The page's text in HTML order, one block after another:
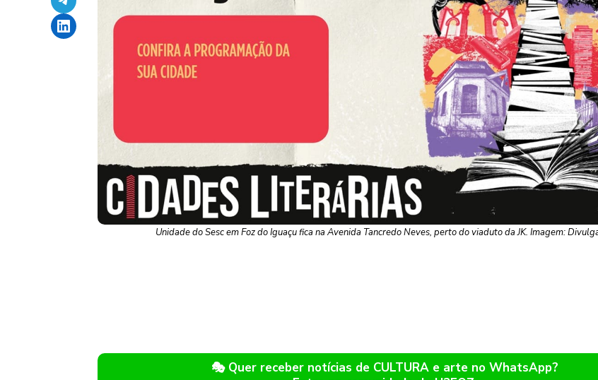
Share on LinkedIn
Unidade do Sesc em Foz do Iguaçu fica na Avenida Tancredo Neves, perto do viaduto da JK. Imagem:
🎭 Quer receber notícias de CULTURA e arte no WhatsApp?